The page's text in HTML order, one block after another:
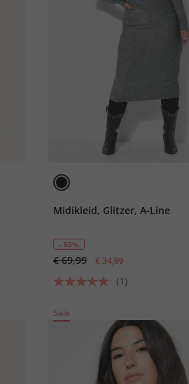
Midikleid, Glitzer, A-Line
- 50%
€ 69,99 € 34,99
(1)
Sale